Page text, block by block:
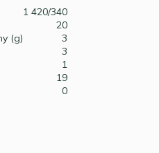
1 420/340
20
(g)
3
3
1
19
0